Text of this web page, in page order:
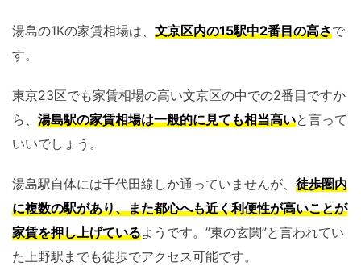
湯島の1Kの家賃相場は、 文京区内の15駅中2番目の高さで
す。
東京23区でも家賃相場の高い文京区の中での2番目ですか
ら、 湯島駅の家賃相場は一般的に見ても相当高いと言って
いいでしょう。
湯島駅自体には千代田線しか通っていませんが、 徒歩圏内
に複数の駅があり、また都心へも近く利便性が高いことが
家賃を押し上げているようです。”東の玄関”と言われてい
た上野駅までも徒歩でアクセス可能です。